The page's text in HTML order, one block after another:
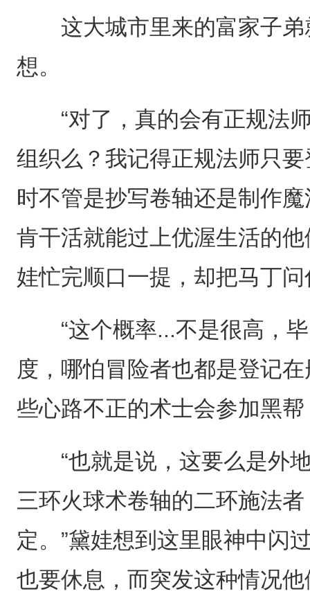
这大城市里来的富家子弟
想。
“对了，真的会有正规法师
组织么？我记得正规法师只
时不管是抄写卷轴还是制作
肯干活就能过上优渥生活的
娃忙完顺口一提，却把马丁
“这个概率...不是很高，毕
度，哪怕冒险者也都是登记
些心路不正的术士会参加黑
“也就是说，这要么是外地
三环火球术卷轴的二环施法
定。”黛娃想到这里眼神中闪
也要休息，而突发这种情况